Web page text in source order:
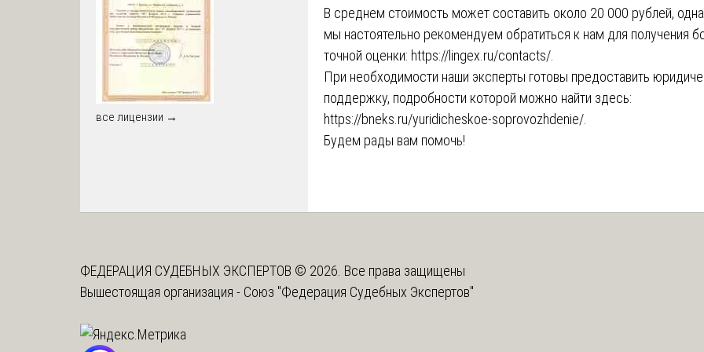
В среднем стоимость может составить около 20 000 рублей,
мы настоятельно рекомендуем обратиться к нам для получения
точной оценки: https://lingex.ru/contacts/
При необходимости наши эксперты готовы предоставить
поддержку, подробности которой можно найти здесь:
https://bneks.ru/yuridicheskoe-soprovozhdenie/
Будем рады вам помочь!
все лицензии →
ФЕДЕРАЦИЯ СУДЕБНЫХ ЭКСПЕРТОВ © 2026. Все права защищены
Вышестоящая организация - Союз "Федерация Судебных Экспертов"